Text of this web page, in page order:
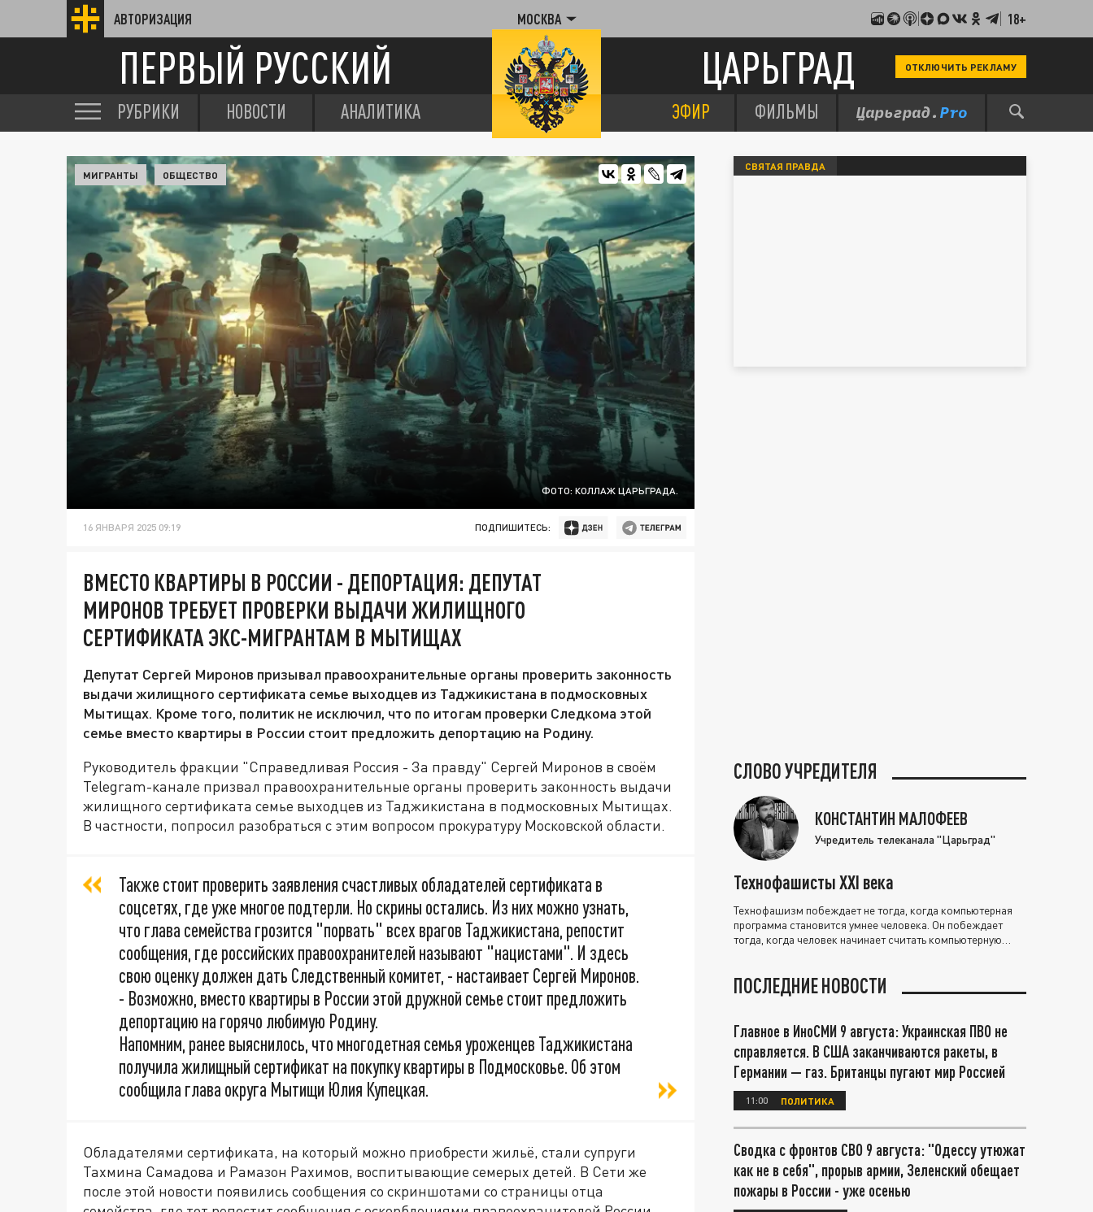
АВТОРИЗАЦИЯ МОСКВА 18+
ПЕРВЫЙ РУССКИЙ ЦАРЬГРАД ОТКЛЮЧИТЬ РЕКЛАМУ
РУБРИКИ НОВОСТИ АНАЛИТИКА ЭФИР ФИЛЬМЫ
ФОТО: КОЛЛАЖ ЦАРЬГРАДА.
МИГРАНТЫ ОБЩЕСТВО
16 ЯНВАРЯ 2025 09:19 ПОДПИШИТЕСЬ:
ВМЕСТО КВАРТИРЫ В РОССИИ - ДЕПОРТАЦИЯ: ДЕПУТАТ
МИРОНОВ ТРЕБУЕТ ПРОВЕРКИ ВЫДАЧИ ЖИЛИЩНОГО
СЕРТИФИКАТА ЭКС-МИГРАНТАМ В МЫТИЩАХ
Депутат Сергей Миронов призывал правоохранительные органы проверить законность
выдачи жилищного сертификата семье выходцев из Таджикистана в подмосковных
Мытищах. Кроме того, политик не исключил, что по итогам проверки Следкома этой
семье вместо квартиры в России стоит предложить депортацию на Родину.
Руководитель фракции "Справедливая Россия - За правду" Сергей Миронов в своём
Telegram-канале призвал правоохранительные органы проверить законность выдачи
жилищного сертификата семье выходцев из Таджикистана в подмосковных Мытищах.
В частности, попросил разобраться с этим вопросом прокуратуру Московской области.
Также стоит проверить заявления счастливых обладателей сертификата в
соцсетях, где уже многое подтерли. Но скрины остались. Из них можно узнать,
что глава семейства грозится "порвать" всех врагов Таджикистана, репостит
сообщения, где российских правоохранителей называют "нацистами". И здесь
свою оценку должен дать Следственный комитет, - настаивает Сергей Миронов.
- Возможно, вместо квартиры в России этой дружной семье стоит предложить
депортацию на горячо любимую Родину.
Напомним, ранее выяснилось, что многодетная семья уроженцев Таджикистана
получила жилищный сертификат на покупку квартиры в Подмосковье. Об этом
сообщила глава округа Мытищи Юлия Купецкая.
Обладателями сертификата, на который можно приобрести жильё, стали супруги
Тахмина Самадова и Рамазон Рахимов, воспитывающие семерых детей. В Сети же
после этой новости появились сообщения со скриншотами со страницы отца
СВЯТАЯ ПРАВДА
СЛОВО УЧРЕДИТЕЛЯ
КОНСТАНТИН МАЛОФЕЕВ
Учредитель телеканала "Царьград"
Технофашисты XXI века
Технофашизм побеждает не тогда, когда компьютерная
программа становится умнее человека. Он побеждает
тогда, когда человек начинает считать компьютерную
ПОСЛЕДНИЕ НОВОСТИ
Главное в ИноСМИ 9 августа: Украинская ПВО не
справляется. В США заканчиваются ракеты, в
Германии — газ. Британцы пугают мир Россией
11:00 ПОЛИТИКА
Сводка с фронтов СВО 9 августа: "Одессу утюжат
как не в себя", прорыв армии, Зеленский обещает
пожары в России - уже осенью